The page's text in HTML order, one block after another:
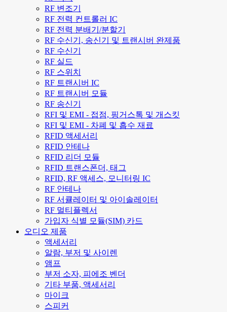
RF 변조기
RF 전력 컨트롤러 IC
RF 전력 분배기/분할기
RF 수신기, 송신기 및 트랜시버 완제품
RF 수신기
RF 실드
RF 스위치
RF 트랜시버 IC
RF 트랜시버 모듈
RF 송신기
RFI 및 EMI - 접점, 핑거스톡 및 개스킷
RFI 및 EMI - 차폐 및 흡수 재료
RFID 액세서리
RFID 안테나
RFID 리더 모듈
RFID 트랜스폰더, 태그
RFID, RF 액세스, 모니터링 IC
RF 안테나
RF 서큘레이터 및 아이솔레이터
RF 멀티플렉서
가입자 식별 모듈(SIM) 카드
오디오 제품
액세서리
알람, 부저 및 사이렌
앰프
부저 소자, 피에조 벤더
기타 부품, 액세서리
마이크
스피커